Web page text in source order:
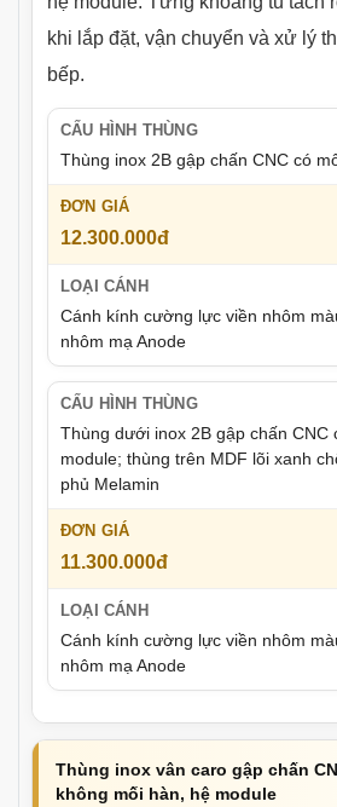
khi lắp đặt, vận chuyển và xử lý
bếp.
Thùng inox 2B gập chấn CNC có
12.300.000đ
Cánh kính cường lực viền nhôm
nhôm mạ Anode
Thùng dưới inox 2B gập chấn CNC
module; thùng trên MDF lõi xanh
phủ Melamin
11.300.000đ
Cánh kính cường lực viền nhôm
nhôm mạ Anode
Thùng inox vân caro gập chấn
không mối hàn, hệ module